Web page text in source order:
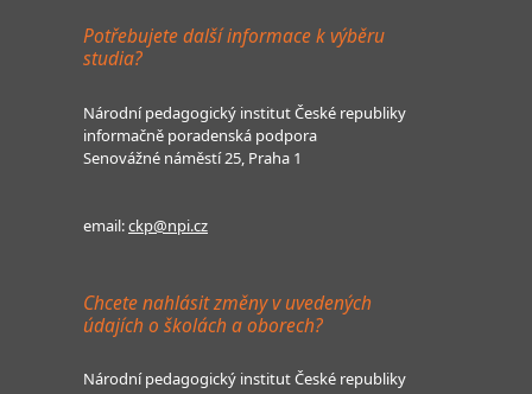
Potřebujete další informace k výběru
studia?
Národní pedagogický institut České republiky
informačně poradenská podpora
Senovážné náměstí 25, Praha 1
email:ckp@npi.cz
Chcete nahlásit změny v uvedených
údajích o školách a oborech?
Národní pedagogický institut České republiky